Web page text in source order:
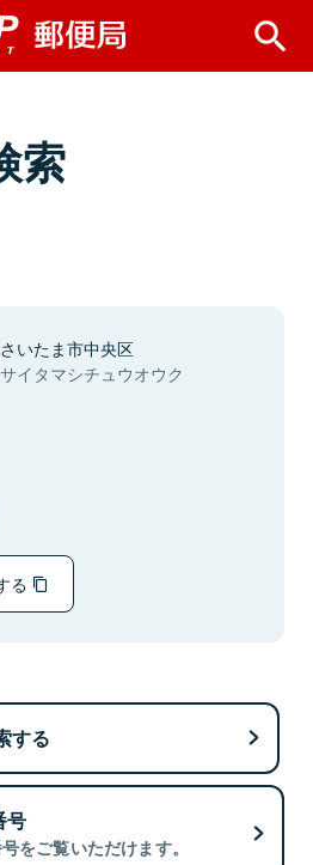
索
さいたま市中央区
サイタマシチュウオウク
る
する
号
をご覧いただけます。